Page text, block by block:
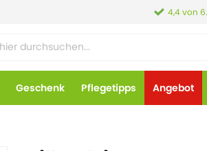
4,4 von
Geschenk Pflegetipps Angebot